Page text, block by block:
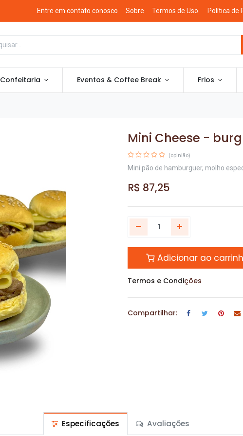
Entre em contato conosco Sobre Termos de Uso Política de
Confeitaria Eventos & Coffee Break Frios
Mini Cheese -
(opinião)
Mini pão de hamburguer, molho
R$ 87,25
Adicionar ao
Termos e Condições
Compartilhar:
Especificações Avaliações